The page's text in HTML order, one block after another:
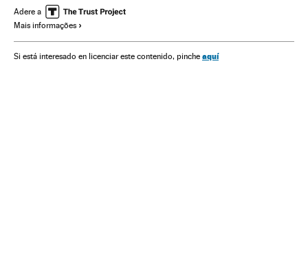
Lavagem dinheiro Petrobras
Financiamento ilegal
Financiamento partidos Brasil Polícia Delitos fiscais
Adere a
Mais informações
Si está interesado en licenciar este contenido, pinche aquí